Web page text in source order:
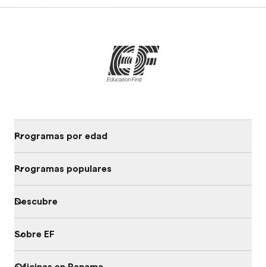
Programas por edad
Programas populares
Descubre
Sobre EF